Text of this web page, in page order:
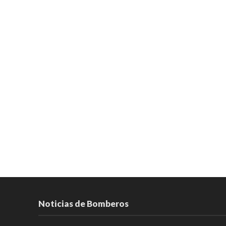
Noticias de Bomberos